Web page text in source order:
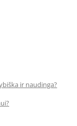
ir naudinga?